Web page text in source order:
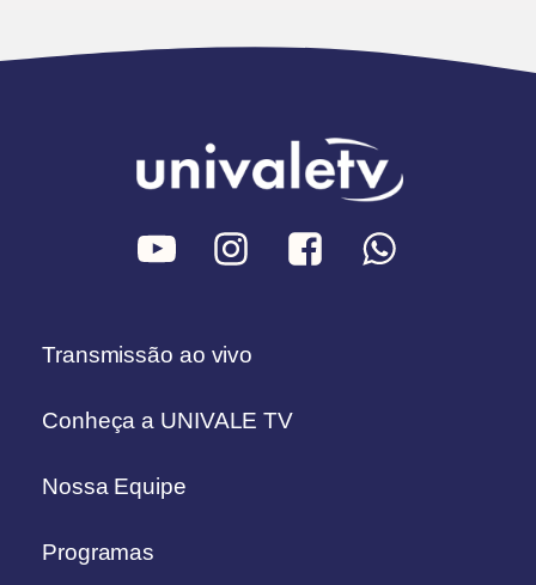
Transmissão ao vivo
Conheça a UNIVALE TV
Nossa Equipe
Programas